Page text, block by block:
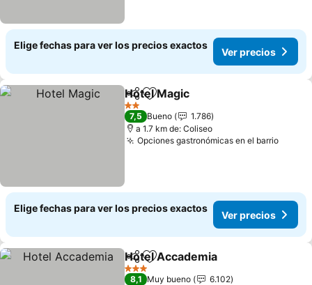
Elige fechas para ver los precios exactos
Ver precios
CompartirAgregar a favoritos
Hotel Magic
2 Estrellas
7,5 Bueno
1.786
a 1.7 km de: Coliseo
Opciones gastronómicas en el barrio
Elige fechas para ver los precios exactos
Ver precios
CompartirAgregar a favoritos
Hotel Accademia
3 Estrellas
8,1 Muy bueno
6.102